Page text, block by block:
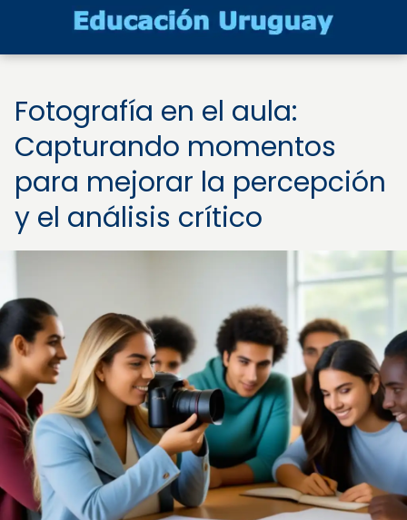
Fotografía en el aula:
Capturando momentos
para mejorar la percepción
y el análisis crítico